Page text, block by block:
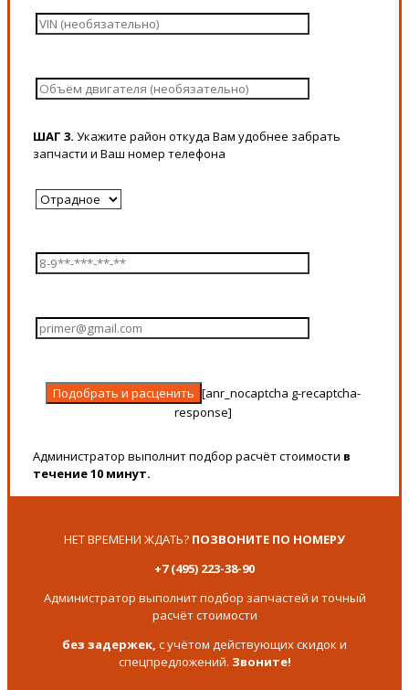
ШАГ 3. Укажите район откуда Вам удобнее забрать
запчасти и Ваш номер телефона
[anr_nocaptcha g-recaptcha-
response]
Администратор выполнит подбор расчёт стоимости в
течение 10 минут.
НЕТ ВРЕМЕНИ ЖДАТЬ? ПОЗВОНИТЕ ПО НОМЕРУ
+7 (495) 223-38-90
Администратор выполнит подбор запчастей и точный
расчёт стоимости
без задержек, с учётом действующих скидок и
спецпредложений. Звоните!